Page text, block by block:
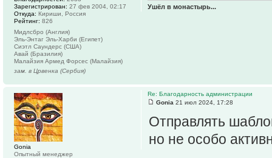
Ушёл в монастырь...
Зарегистрирован: 27 фев 2004, 02:17
Откуда: Кириши, Россия
Рейтинг: 826
Мидлсбро (Англия)
Эль-Энтаг Эль-Харби (Египет)
Сиэтл Саундерс (США)
Авай (Бразилия)
Малайзия Армед Форсес (Малайзия)
зам. в Црвенка (Сербия)
Re: Благодарность администрации
Gonia 21 июл 2024, 17:28
Отправлять
но не особо
Gonia
Опытный менеджер